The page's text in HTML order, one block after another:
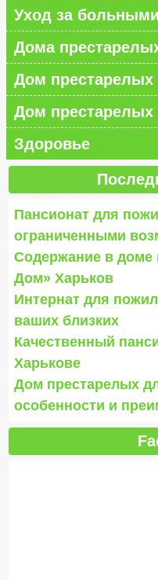
Уход за больными
Дома
Дом престарелых
Дом престарелых
Здоровье
Пансионат для
ограниченными
Содержание в доме
Дом» Харьков
Интернат для
ваших близких
Качественный
Харькове
Дом престарелых
особенности и